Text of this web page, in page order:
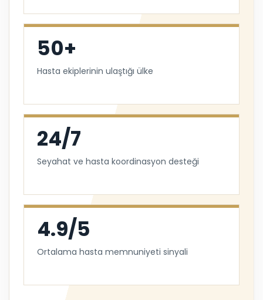
50+
Hasta ekiplerinin ulaştığı ülke
24/7
Seyahat ve hasta koordinasyon desteği
4.9/5
Ortalama hasta memnuniyeti sinyali